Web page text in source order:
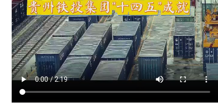
搬
到
內
陸！
“OSDER
奧
斯
德
汽
車